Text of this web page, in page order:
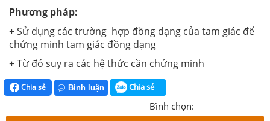
Phương pháp:
+ Sử dụng các trường hợp đồng dạng của tam giác để
chứng minh tam giác đồng dạng
+ Từ đó suy ra các hệ thức cần chứng minh
Chia sẻ Bình luận Chia sẻ
Bình chọn: